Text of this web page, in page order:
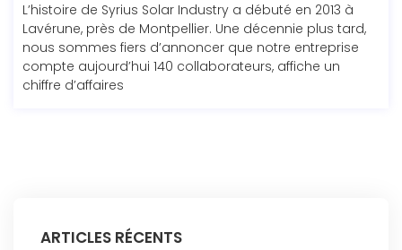
L’histoire de Syrius Solar Industry a débuté en 2013 à
Lavérune, près de Montpellier. Une décennie plus tard,
nous sommes fiers d’annoncer que notre entreprise
compte aujourd’hui 140 collaborateurs, affiche un
chiffre d’affaires
ARTICLES RÉCENTS